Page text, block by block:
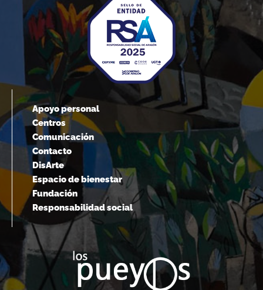
Apoyo personal
Centros
Comunicación
Contacto
DisArte
Espacio de bienestar
Fundación
Responsabilidad social